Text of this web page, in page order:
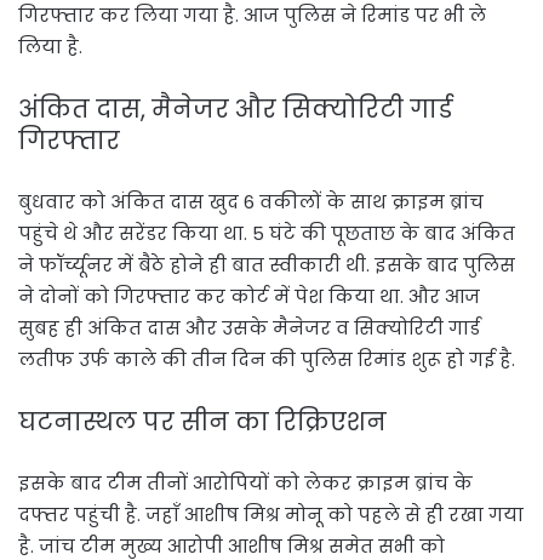
गिरफ्तार कर लिया गया है. आज पुलिस ने रिमांड पर भी ले
लिया है.
अंकित दास, मैनेजर और सिक्योरिटी गार्ड
गिरफ्तार
बुधवार को अंकित दास खुद 6 वकीलों के साथ क्राइम ब्रांच
पहुंचे थे और सरेंडर किया था. 5 घंटे की पूछताछ के बाद अंकित
ने फॉर्च्यूनर में बैठे होने ही बात स्वीकारी थी. इसके बाद पुलिस
ने दोनों को गिरफ्तार कर कोर्ट में पेश किया था. और आज
सुबह ही अंकित दास और उसके मैनेजर व सिक्योरिटी गार्ड
लतीफ उर्फ काले की तीन दिन की पुलिस रिमांड शुरू हो गई है.
घटनास्थल पर सीन का रिक्रिएशन
इसके बाद टीम तीनों आरोपियों को लेकर क्राइम ब्रांच के
दफ्तर पहुंची है. जहाँ आशीष मिश्र मोनू को पहले से ही रखा गया
है. जांच टीम मुख्य आरोपी आशीष मिश्र समेत सभी को